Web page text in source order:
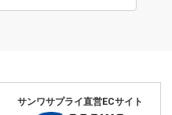
サンワサプライ直営ECサイト